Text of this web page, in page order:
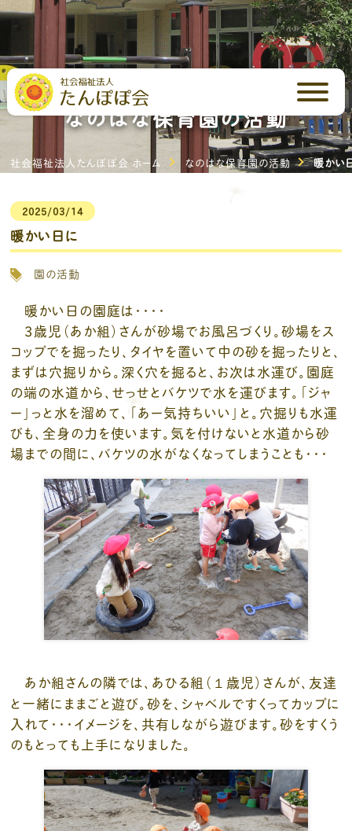
なのはな保育園ブログ
なのはな保育園の活動
社会福祉法人たんぽぽ会 ホーム なのはな保育園の活動 暖かい
2025/03/14
暖かい日に
園の活動
暖かい日の園庭は・・・・
3歳児（あか組）さんが砂場でお風呂づくり。砂場をス
コップでを掘ったり、タイヤを置いて中の砂を掘ったりと、
まずは穴掘りから。深く穴を掘ると、お次は水運び。園庭
の端の水道から、せっせとバケツで水を運びます。「ジャ
ー」っと水を溜めて、「あー気持ちいい」と。穴掘りも水運
びも、全身の力を使います。気を付けないと水道から砂
場までの間に、バケツの水がなくなってしまうことも・・・
あか組さんの隣では、あひる組（１歳児）さんが、友達
と一緒にままごと遊び。砂を、シャベルですくってカップに
入れて・・・イメージを、共有しながら遊びます。砂をすくう
のもとっても上手になりました。